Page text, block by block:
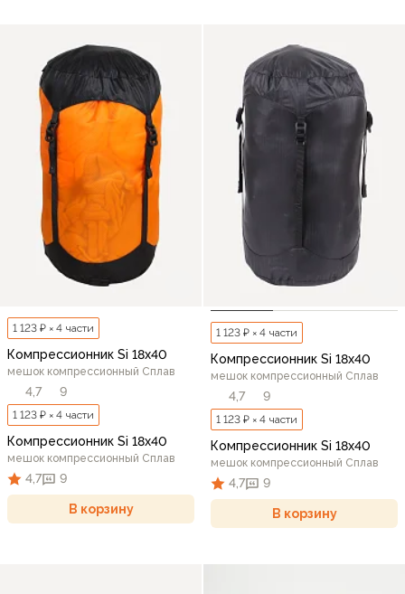
1 123 ₽ × 4 части
Компрессионник Si 18х40
мешок компрессионный Сплав
4,7 9
1 123 ₽ × 4 части
Компрессионник Si 18х40
мешок компрессионный Сплав
4,7 9
В корзину
1 123 ₽ × 4 части
Компрессионник Si 18х40
мешок компрессионный Сплав
4,7 9
1 123 ₽ × 4 части
Компрессионник Si 18х40
мешок компрессионный Сплав
4,7 9
В корзину